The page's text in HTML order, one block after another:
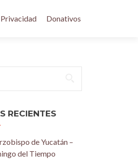
Donativos
RECIENTES
de Yucatán –
del Tiempo